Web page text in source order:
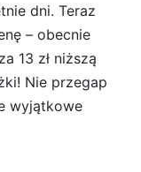
dni. Teraz
– obecnie
13 zł niższą
Nie przegap
wyjątkowe